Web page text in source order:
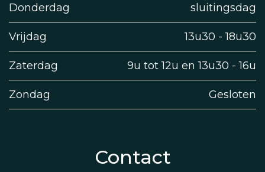
Donderdag sluitingsdag
Vrijdag 13u30 - 18u30
Zaterdag 9u tot 12u en 13u30 - 16u
Zondag Gesloten
Contact